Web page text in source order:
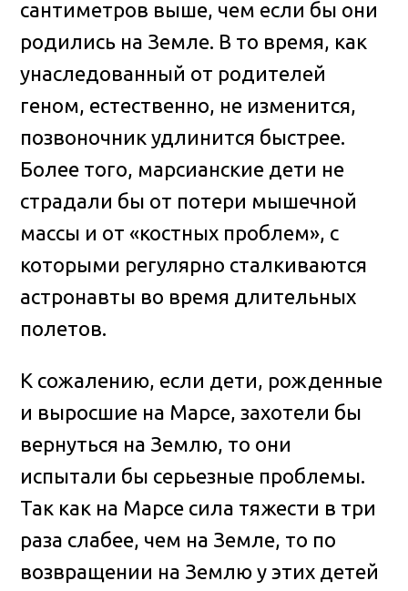
сантиметров выше, чем если бы они
родились на Земле. В то время, как
унаследованный от родителей
геном, естественно, не изменится,
позвоночник удлинится быстрее.
Более того, марсианские дети не
страдали бы от потери мышечной
массы и от «костных проблем», с
которыми регулярно сталкиваются
астронавты во время длительных
полетов.
К сожалению, если дети, рожденные
и выросшие на Марсе, захотели бы
вернуться на Землю, то они
испытали бы серьезные проблемы.
Так как на Марсе сила тяжести в три
раза слабее, чем на Земле, то по
возвращении на Землю у этих детей